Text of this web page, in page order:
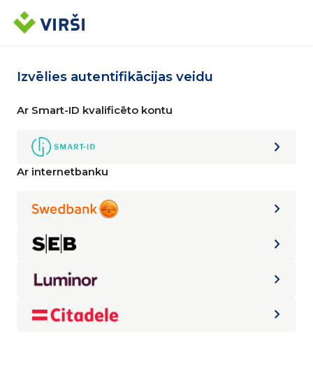
Izvēlies autentifikācijas veidu
Ar Smart-ID kvalificēto kontu
Ar internetbanku